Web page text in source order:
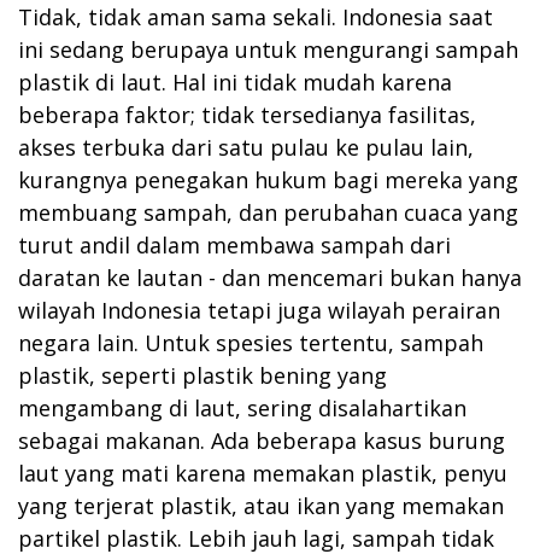
Tidak, tidak aman sama sekali. Indonesia saat
ini sedang berupaya untuk mengurangi sampah
plastik di laut. Hal ini tidak mudah karena
beberapa faktor; tidak tersedianya fasilitas,
akses terbuka dari satu pulau ke pulau lain,
kurangnya penegakan hukum bagi mereka yang
membuang sampah, dan perubahan cuaca yang
turut andil dalam membawa sampah dari
daratan ke lautan - dan mencemari bukan hanya
wilayah Indonesia tetapi juga wilayah perairan
negara lain. Untuk spesies tertentu, sampah
plastik, seperti plastik bening yang
mengambang di laut, sering disalahartikan
sebagai makanan. Ada beberapa kasus burung
laut yang mati karena memakan plastik, penyu
yang terjerat plastik, atau ikan yang memakan
partikel plastik. Lebih jauh lagi, sampah tidak